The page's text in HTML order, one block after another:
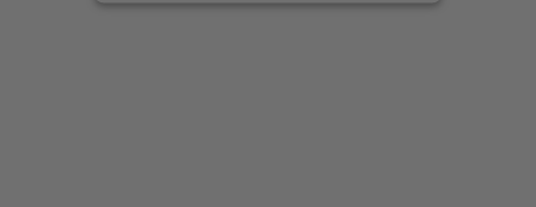
anzusehen.